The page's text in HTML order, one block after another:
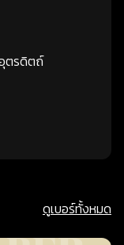
ตรดิตถ์
ดูเบอร์ทั้งหมด